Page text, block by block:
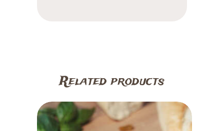
Related products